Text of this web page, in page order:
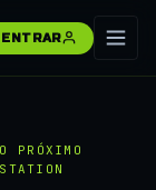
ENTRAR
PRÓXIMO